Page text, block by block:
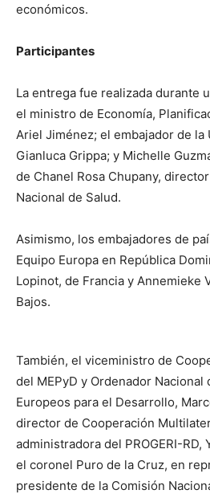
económicos.
Participantes
La entrega fue realizada durante
el ministro de Economía,
Ariel Jiménez; el embajador de la
Gianluca Grippa; y Michelle
de Chanel Rosa Chupany,
Nacional de Salud.
Asimismo, los embajadores de
Equipo Europa en República
Lopinot, de Francia y Annemieke
Bajos.
También, el viceministro de
del MEPyD y Ordenador Nacional
Europeos para el Desarrollo,
director de Cooperación
administradora del PROGERI-RD,
el coronel Puro de la Cruz, en
presidente de la Comisión